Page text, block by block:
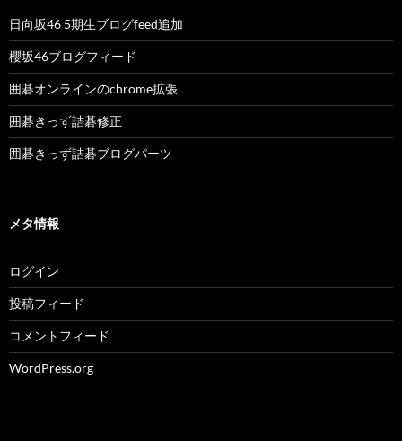
日向坂46 5期生ブログfeed追加
櫻坂46ブログフィード
囲碁オンラインのchrome拡張
囲碁きっず詰碁修正
囲碁きっず詰碁ブログパーツ
メタ情報
ログイン
投稿フィード
コメントフィード
WordPress.org